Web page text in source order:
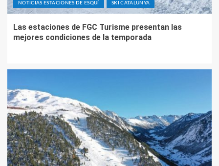
NOTICIAS ESTACIONES DE ESQUÍ SKI CATALUNYA
Las estaciones de FGC Turisme presentan las
mejores condiciones de la temporada